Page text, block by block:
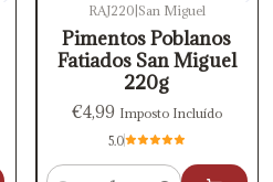
RAJ220 San Miguel
Pimentos Poblanos
Fatiados San Miguel
220g
€4,99 Imposto Incluído
5.0